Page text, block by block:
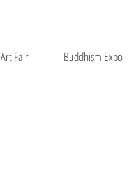
Art Fair Buddhism Expo